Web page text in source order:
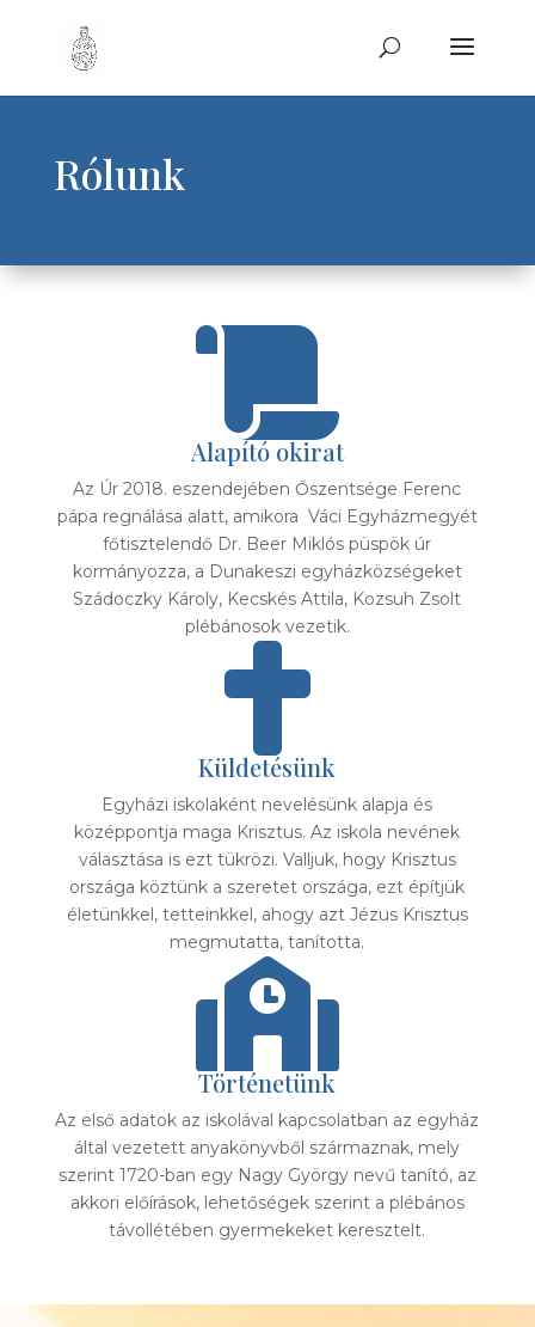
Rólunk

Alapító okirat
Az Úr 2018. eszendejében Őszentsége Ferenc
pápa regnálása alatt, amikora Váci Egyházmegyét
főtisztelendő Dr. Beer Miklós püspök úr
kormányozza, a Dunakeszi egyházközségeket
Szádoczky Károly, Kecskés Attila, Kozsuh Zsolt
plébánosok vezetik.

Küldetésünk
Egyházi iskolaként nevelésünk alapja és
középpontja maga Krisztus. Az iskola nevének
választása is ezt tükrözi. Valljuk, hogy Krisztus
országa köztünk a szeretet országa, ezt építjük
életünkkel, tetteinkkel, ahogy azt Jézus Krisztus
megmutatta, tanította.

Történetünk
Az első adatok az iskolával kapcsolatban az egyház
által vezetett anyakönyvből származnak, mely
szerint 1720-ban egy Nagy György nevű tanító, az
akkori előírások, lehetőségek szerint a plébános
távollétében gyermekeket keresztelt.